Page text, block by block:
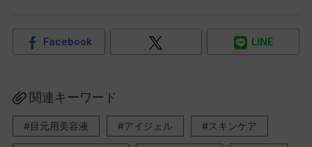
Facebook LINE
関連キーワード
目元用美容液 アイジェル スキンケア